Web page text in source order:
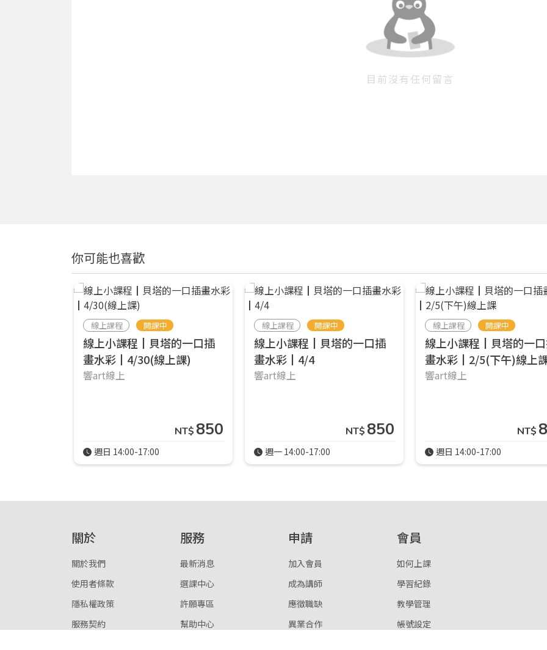
按下註冊即代表你同意我們的使用者條款
目前沒有任何留言
你可能也喜歡
線上課程 開課中
線上小課程┃貝塔的一口插
畫水彩┃4/30(線上課)
響art線上
NT$ 850
週日 14:00-17:00
線上課程 開課中
線上小課程┃貝塔的一口插
畫水彩┃4/4
響art線上
NT$ 850
週一 14:00-17:00
線上課程 開課中
線上小課程┃貝塔的一
畫水彩┃2/5(下午)線上
響art線上
NT$
週日 14:00-17:00
關於
關於我們
使用者條款
隱私權政策
服務契約
服務
最新消息
選課中心
許願專區
幫助中心
申請
加入會員
成為講師
應徵職缺
異業合作
會員
如何上課
學習紀錄
教學管理
帳號設定